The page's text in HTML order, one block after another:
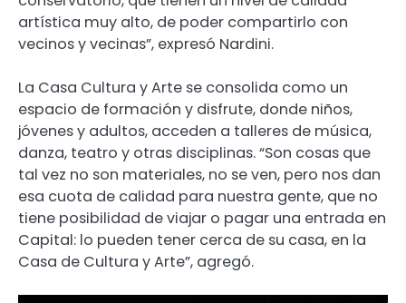
artística muy alto, de poder compartirlo con
vecinos y vecinas”, expresó Nardini.
La Casa Cultura y Arte se consolida como un
espacio de formación y disfrute, donde niños,
jóvenes y adultos, acceden a talleres de música,
danza, teatro y otras disciplinas. “Son cosas que
tal vez no son materiales, no se ven, pero nos dan
esa cuota de calidad para nuestra gente, que no
tiene posibilidad de viajar o pagar una entrada en
Capital: lo pueden tener cerca de su casa, en la
Casa de Cultura y Arte”, agregó.